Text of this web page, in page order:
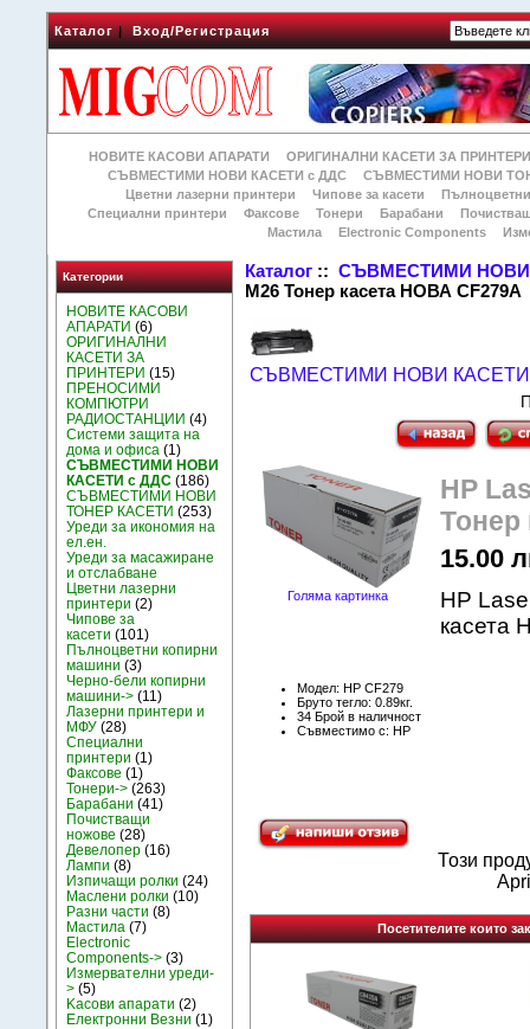
Каталог|Вход/Регистрация
НОВИТЕ КАСОВИ АПАРАТИ
ОРИГИНАЛНИ КАСЕТИ ЗА
СЪВМЕСТИМИ НОВИ КАСЕТИ с ДДС
СЪВМЕСТИМИ НОВИ
Цветни лазерни принтери
Чипове за касети
Специални принтери
Факсове Тонери Барабани
Мастила
Electronic Components
Категории
НОВИТЕ КАСОВИ
АПАРАТИ (6)
ОРИГИНАЛНИ
КАСЕТИ ЗА
ПРИНТЕРИ (15)
ПРЕНОСИМИ
КОМПЮТРИ
РАДИОСТАНЦИИ (4)
Системи защита на
дома и офиса (1)
СЪВМЕСТИМИ НОВИ
КАСЕТИ с ДДС (186)
СЪВМЕСТИМИ НОВИ
ТОНЕР КАСЕТИ (253)
Уреди за икономия на
ел.ен.
Уреди за масажиране
и отслабване
Цветни лазерни
принтери (2)
Чипове за
касети (101)
Пълноцветни копирни
машини (3)
Черно-бели копирни
машини-> (11)
Лазерни принтери и
МФУ (28)
Специални
принтери (1)
Факсове (1)
Тонери-> (263)
Барабани (41)
Почистващи
ножове (28)
Девелопер (16)
Лампи (8)
Изпичащи ролки (24)
Маслени ролки (10)
Разни части (8)
Мастила (7)
Electronic
Components-> (3)
Измервателни уреди-
> (5)
Kасови апарати (2)
Електронни Везни (1)
Каталог ::СЪВМЕСТИМИ НОВИ
M26 Тонер касета НОВА CF279A
СЪВМЕСТИМИ НОВИ КАСЕТИ
Голяма картинка
HP
Тонер
15.00
HP
касета
Модел: HP CF279
Бруто тегло: 0.89кг.
34 Брой в наличност
Съвместимо с: HP
Този
Посетителите които